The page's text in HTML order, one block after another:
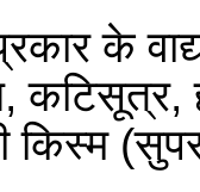
के
कटिसूत्र,
किस्म